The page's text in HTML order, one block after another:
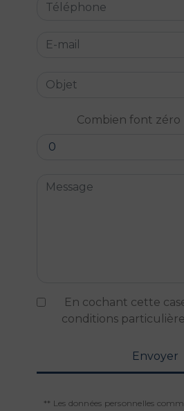
Combien font zéro
En cochant cette
conditions
Envoyer
** Les données personnelles